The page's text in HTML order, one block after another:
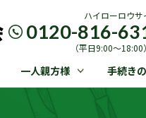
ハイローロウサ
0120-816-
（平日9:00〜18:00）
一人親方様 手続き